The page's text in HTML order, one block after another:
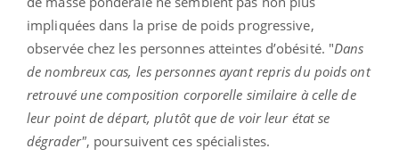
impliquées dans la prise de poids progressive,
observée chez les personnes atteintes d’obésité. "Dans
de nombreux cas, les personnes ayant repris du poids ont
retrouvé une composition corporelle similaire à celle de
leur point de départ, plutôt que de voir leur état se
dégrader", poursuivent ces spécialistes.